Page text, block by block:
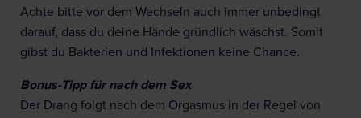
Achte bitte vor dem Wechseln auch immer unbedingt
darauf, dass du deine Hände gründlich wäschst. Somit
gibst du Bakterien und Infektionen keine Chance.
Bonus-Tipp für nach dem Sex
Der Drang folgt nach dem Orgasmus in der Regel von